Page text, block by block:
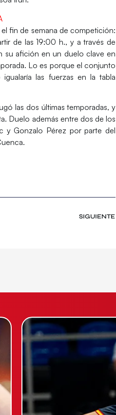
fin de semana de competición:
de las 19:00 h., y a través de
su afición en un duelo clave en
Lo es porque el conjunto
las fuerzas en la tabla
las dos últimas temporadas, y
Duelo además entre dos de los
y Gonzalo Pérez por parte del
SIGUIENTE